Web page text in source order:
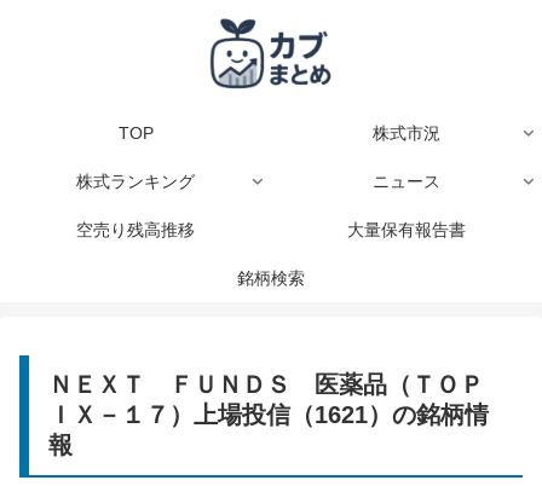
TOP 株式市況
株式ランキング ニュース
空売り残高推移 大量保有報告書
銘柄検索
ＮＥＸＴ ＦＵＮＤＳ 医薬品（ＴＯＰ
ＩＸ－１７）上場投信（1621）の銘柄情
報